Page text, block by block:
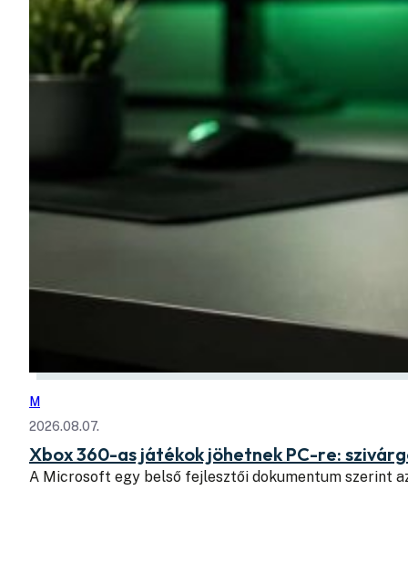
M
2026.08.07.
Xbox 360-as játékok jöhetnek PC-re:
A Microsoft egy belső fejlesztői dokumentum szerint